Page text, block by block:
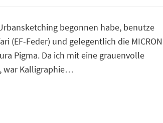
begonnen habe, benutze
(EF-Feder) und gelegentlich die MICRON
Pigma. Da ich mit eine grauenvolle
war Kalligraphie…